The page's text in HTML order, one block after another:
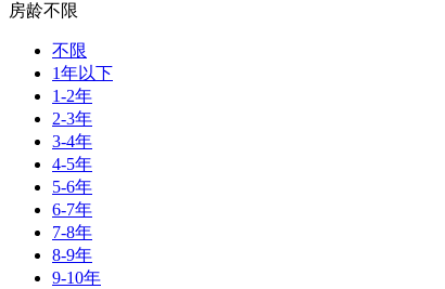
房龄不限
不限
1年以下
1-2年
2-3年
3-4年
4-5年
5-6年
6-7年
7-8年
8-9年
9-10年